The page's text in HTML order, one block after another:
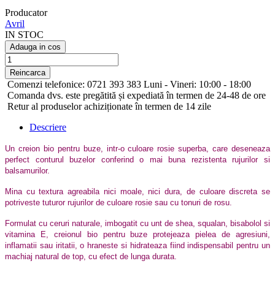
Producator
Avril
IN STOC
Adauga in cos
Comenzi telefonice: 0721 393 383 Luni - Vineri: 10:00 - 18:00
Comanda dvs. este pregătită și expediată în termen de 24-48 de ore
Retur al produselor achiziționate în termen de 14 zile
Descriere
Un creion bio pentru buze, intr-o culoare rosie superba, care deseneaza
perfect conturul buzelor conferind o mai buna rezistenta rujurilor si
balsamurilor.
Mina cu textura agreabila nici moale, nici dura, de culoare discreta se
potriveste tuturor rujurilor de culoare rosie sau cu tonuri de rosu.
Formulat cu ceruri naturale, imbogatit cu unt de shea, squalan, bisabolol si
vitamina E, creionul bio pentru buze protejeaza pielea de agresiuni,
inflamatii sau iritatii, o hraneste si hidrateaza fiind indispensabil pentru un
machiaj natural de top, cu efect de lunga durata.